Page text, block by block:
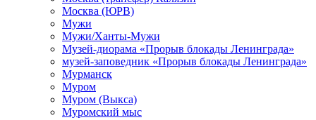
Москва (ЮРВ)
Мужи
Мужи/Ханты-Мужи
Музей-диорама «Прорыв блокады Ленинграда»
музей-заповедник «Прорыв блокады Ленинграда»
Мурманск
Муром
Муром (Выкса)
Муромский мыс